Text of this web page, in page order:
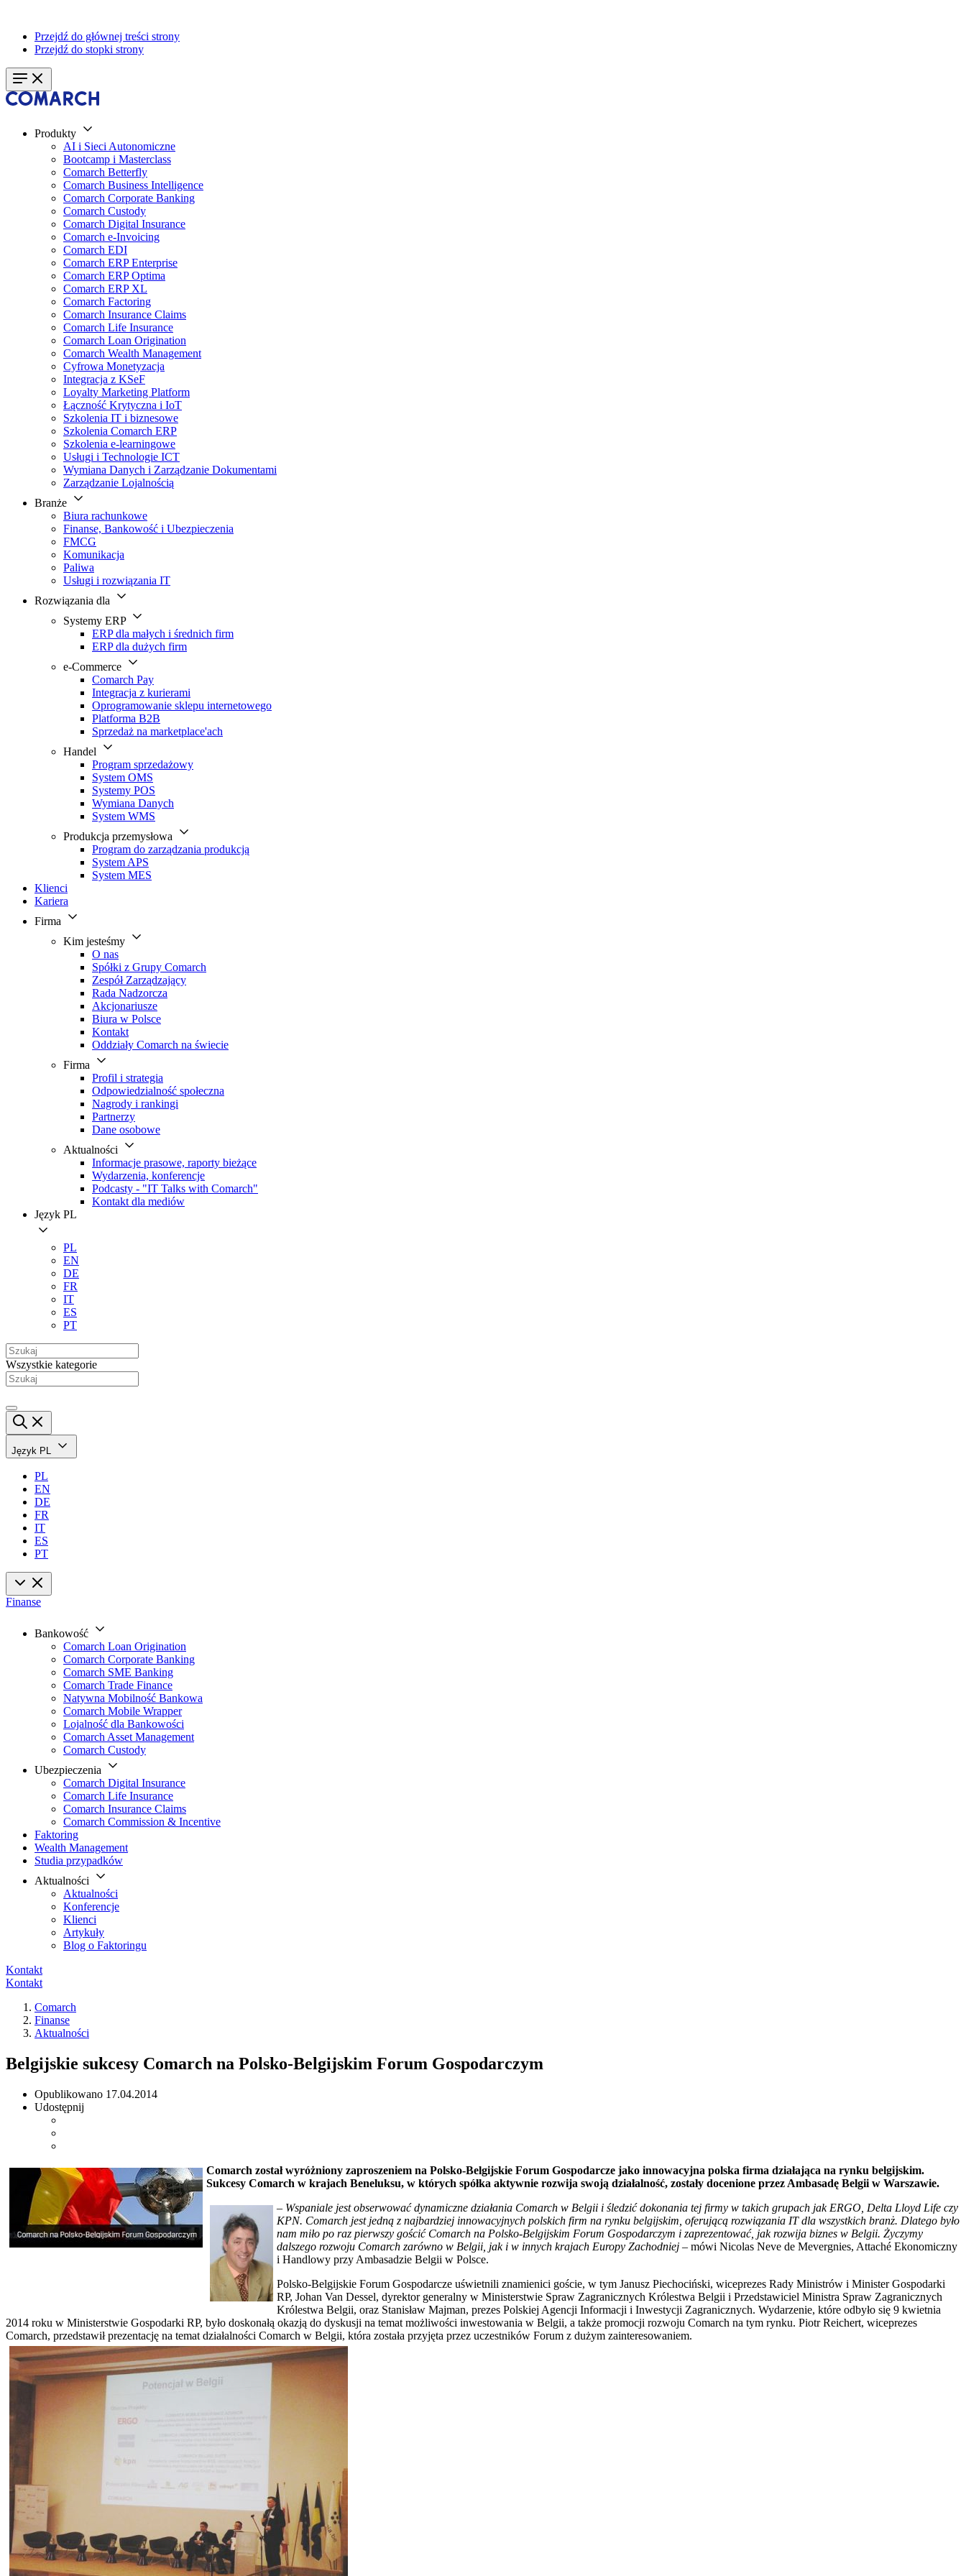
Przejdź do głównej treści strony
Przejdź do stopki strony
Produkty
AI i Sieci Autonomiczne
Bootcamp i Masterclass
Comarch Betterfly
Comarch Business Intelligence
Comarch Corporate Banking
Comarch Custody
Comarch Digital Insurance
Comarch e-Invoicing
Comarch EDI
Comarch ERP Enterprise
Comarch ERP Optima
Comarch ERP XL
Comarch Factoring
Comarch Insurance Claims
Comarch Life Insurance
Comarch Loan Origination
Comarch Wealth Management
Cyfrowa Monetyzacja
Integracja z KSeF
Loyalty Marketing Platform
Łączność Krytyczna i IoT
Szkolenia IT i biznesowe
Szkolenia Comarch ERP
Szkolenia e-learningowe
Usługi i Technologie ICT
Wymiana Danych i Zarządzanie Dokumentami
Zarządzanie Lojalnością
Branże
Biura rachunkowe
Finanse, Bankowość i Ubezpieczenia
FMCG
Komunikacja
Paliwa
Usługi i rozwiązania IT
Rozwiązania dla
Systemy ERP
ERP dla małych i średnich firm
ERP dla dużych firm
e-Commerce
Comarch Pay
Integracja z kurierami
Oprogramowanie sklepu internetowego
Platforma B2B
Sprzedaż na marketplace'ach
Handel
Program sprzedażowy
System OMS
Systemy POS
Wymiana Danych
System WMS
Produkcja przemysłowa
Program do zarządzania produkcją
System APS
System MES
Klienci
Kariera
Firma
Kim jesteśmy
O nas
Spółki z Grupy Comarch
Zespół Zarządzający
Rada Nadzorcza
Akcjonariusze
Biura w Polsce
Kontakt
Oddziały Comarch na świecie
Firma
Profil i strategia
Odpowiedzialność społeczna
Nagrody i rankingi
Partnerzy
Dane osobowe
Aktualności
Informacje prasowe, raporty bieżące
Wydarzenia, konferencje
Podcasty - "IT Talks with Comarch"
Kontakt dla mediów
Język PL
PL
EN
DE
FR
IT
ES
PT
Wszystkie kategorie
Język PL
PL
EN
DE
FR
IT
ES
PT
Finanse
Bankowość
Comarch Loan Origination
Comarch Corporate Banking
Comarch SME Banking
Comarch Trade Finance
Natywna Mobilność Bankowa
Comarch Mobile Wrapper
Lojalność dla Bankowości
Comarch Asset Management
Comarch Custody
Ubezpieczenia
Comarch Digital Insurance
Comarch Life Insurance
Comarch Insurance Claims
Comarch Commission & Incentive
Faktoring
Wealth Management
Studia przypadków
Aktualności
Aktualności
Konferencje
Klienci
Artykuły
Blog o Faktoringu
Kontakt
Kontakt
Comarch
Finanse
Aktualności
Belgijskie sukcesy Comarch na Polsko-Belgijskim Forum Gospodarczym
Opublikowano 17.04.2014
Udostępnij
Comarch został wyróżniony zaproszeniem na Polsko-Belgijskie Forum Gospodarcze jako innowacyjna polska firma działająca na rynku belgijskim.
Sukcesy Comarch w krajach Beneluksu, w których spółka aktywnie rozwija swoją działalność, zostały docenione przez Ambasadę Belgii w Warszawie.
– Wspaniale jest obserwować dynamiczne działania Comarch w Belgii i śledzić dokonania tej firmy w takich grupach jak ERGO, Delta Lloyd Life czy
KPN. Comarch jest jedną z najbardziej innowacyjnych polskich firm na rynku belgijskim, oferującą rozwiązania IT dla wszystkich branż. Dlatego było
nam miło po raz pierwszy gościć Comarch na Polsko-Belgijskim Forum Gospodarczym i zaprezentować, jak rozwija biznes w Belgii. Życzymy
dalszego rozwoju Comarch zarówno w Belgii, jak i w innych krajach Europy Zachodniej – mówi Nicolas Neve de Mevergnies, Attaché Ekonomiczny
i Handlowy przy Ambasadzie Belgii w Polsce.
Polsko-Belgijskie Forum Gospodarcze uświetnili znamienici goście, w tym Janusz Piechociński, wiceprezes Rady Ministrów i Minister Gospodarki
RP, Johan Van Dessel, dyrektor generalny w Ministerstwie Spraw Zagranicznych Królestwa Belgii i Przedstawiciel Ministra Spraw Zagranicznych
Królestwa Belgii, oraz Stanisław Majman, prezes Polskiej Agencji Informacji i Inwestycji Zagranicznych. Wydarzenie, które odbyło się 9 kwietnia
2014 roku w Ministerstwie Gospodarki RP, było doskonałą okazją do dyskusji na temat możliwości inwestowania w Belgii, a także promocji rozwoju Comarch na tym rynku. Piotr Reichert, wiceprezes
Comarch, przedstawił prezentację na temat działalności Comarch w Belgii, która została przyjęta przez uczestników Forum z dużym zainteresowaniem.